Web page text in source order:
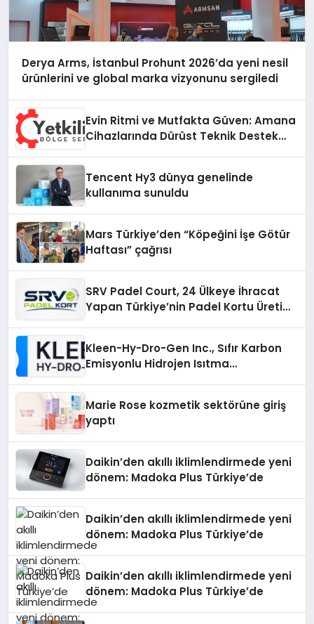
Derya Arms, İstanbul Prohunt 2026’da yeni nesil
ürünlerini ve global marka vizyonunu sergiledi
Evin Ritmi ve Mutfakta Güven: Amana
Cihazlarında Dürüst Teknik Destek
Tencent Hy3 dünya genelinde
kullanıma sunuldu
Mars Türkiye’den “Köpeğini İşe Götür
Haftası” çağrısı
SRV Padel Court, 24 Ülkeye İhracat
Yapan Türkiye’nin Padel Kortu Üretim
Kleen-Hy-Dro-Gen Inc., Sıfır Karbon
Emisyonlu Hidrojen Isıtma
Marie Rose kozmetik sektörüne giriş
yaptı
Daikin’den akıllı iklimlendirmede yeni
dönem: Madoka Plus Türkiye’de
Daikin’den akıllı iklimlendirmede yeni
dönem: Madoka Plus Türkiye’de
Daikin’den akıllı iklimlendirmede yeni
dönem: Madoka Plus Türkiye’de